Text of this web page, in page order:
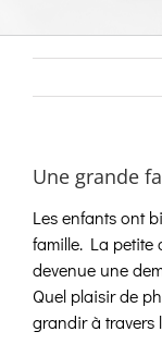
Une grande
Les enfants ont
famille. La petite
devenue une
Quel plaisir de
grandir à travers